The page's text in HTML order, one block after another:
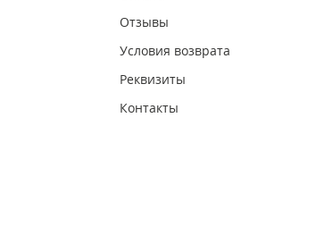
Отзывы
Условия возврата
Реквизиты
Контакты